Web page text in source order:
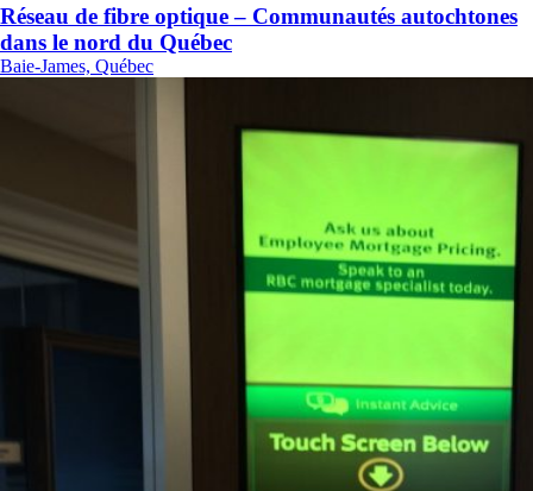
Réseau de fibre optique – Communautés autochtones
dans le nord du Québec
Baie-James, Québec